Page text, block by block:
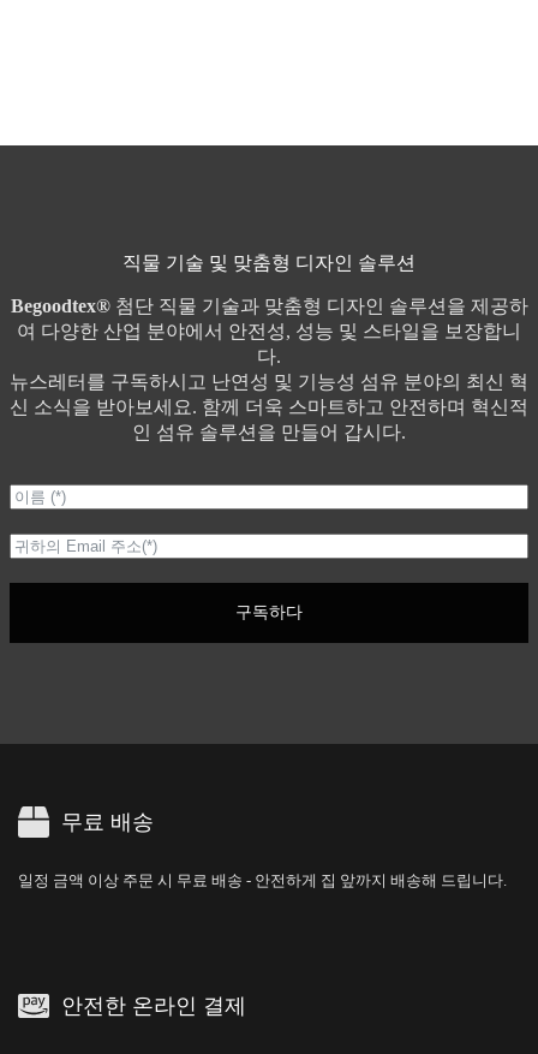
직물 기술 및 맞춤형 디자인 솔루션
Begoodtex®첨단 직물 기술과 맞춤형 디자인 솔루션을 제공하
여 다양한 산업 분야에서 안전성, 성능 및 스타일을 보장합니
다.
뉴스레터를 구독하시고 난연성 및 기능성 섬유 분야의 최신 혁
신 소식을 받아보세요. 함께 더욱 스마트하고 안전하며 혁신적
인 섬유 솔루션을 만들어 갑시다.
구독하다
무료 배송
일정 금액 이상 주문 시 무료 배송 - 안전하게 집 앞까지 배송해 드립니다.
안전한 온라인 결제